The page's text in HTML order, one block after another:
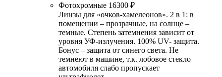
Фотохромные 16300 ₽
Линзы для «очков-хамелеонов». 2 в 1: в
помещении – прозрачные, на солнце –
темные. Степень затемнения зависит от
уровня УФ-излучения. 100% UV- защита.
Бонус – защита от синего света. Не
темнеют в машине, т.к. лобовое стекло
автомобиля слабо пропускает